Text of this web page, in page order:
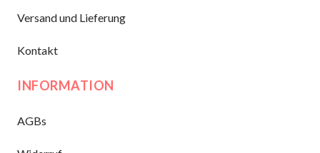
Versand und Lieferung
Kontakt
INFORMATION
AGBs